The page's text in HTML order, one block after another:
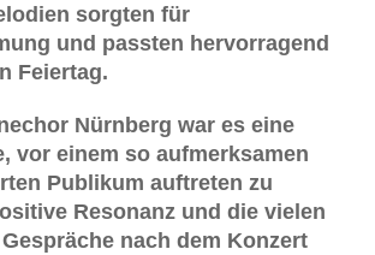
sorgten für
und passten hervorragend
Feiertag.
Nürnberg war es eine
vor einem so aufmerksamen
Publikum auftreten zu
Resonanz und die vielen
nach dem Konzert